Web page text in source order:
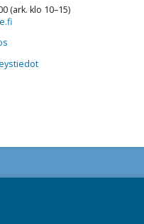
(ark. klo 10–15)